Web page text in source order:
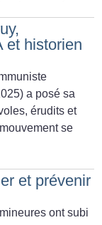
et historien
a posé sa
érudits et
se
et prévenir
ont subi